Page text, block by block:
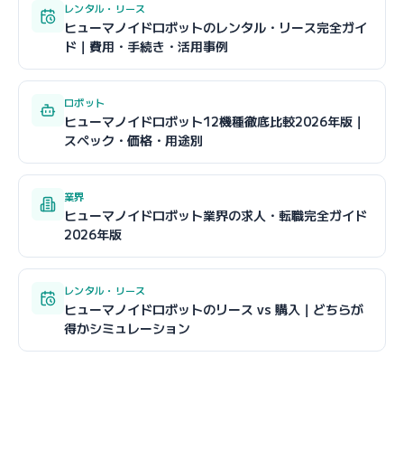
レンタル・リース
ヒューマノイドロボットのレンタル・リース完全ガイ
ド｜費用・手続き・活用事例
ロボット
ヒューマノイドロボット12機種徹底比較2026年版｜
スペック・価格・用途別
業界
ヒューマノイドロボット業界の求人・転職完全ガイド
2026年版
レンタル・リース
ヒューマノイドロボットのリース vs 購入｜どちらが
得かシミュレーション